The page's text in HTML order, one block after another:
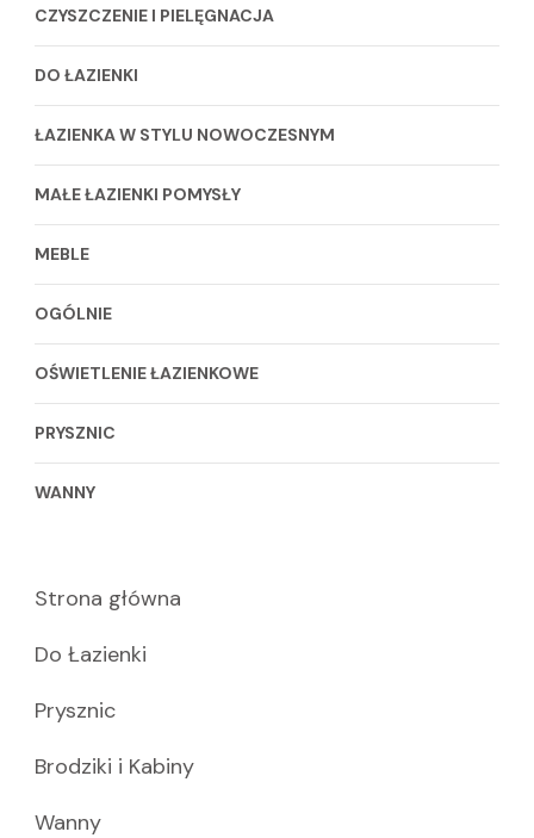
CZYSZCZENIE I PIELĘGNACJA
DO ŁAZIENKI
ŁAZIENKA W STYLU NOWOCZESNYM
MAŁE ŁAZIENKI POMYSŁY
MEBLE
OGÓLNIE
OŚWIETLENIE ŁAZIENKOWE
PRYSZNIC
WANNY
Strona główna
Do Łazienki
Prysznic
Brodziki i Kabiny
Wanny